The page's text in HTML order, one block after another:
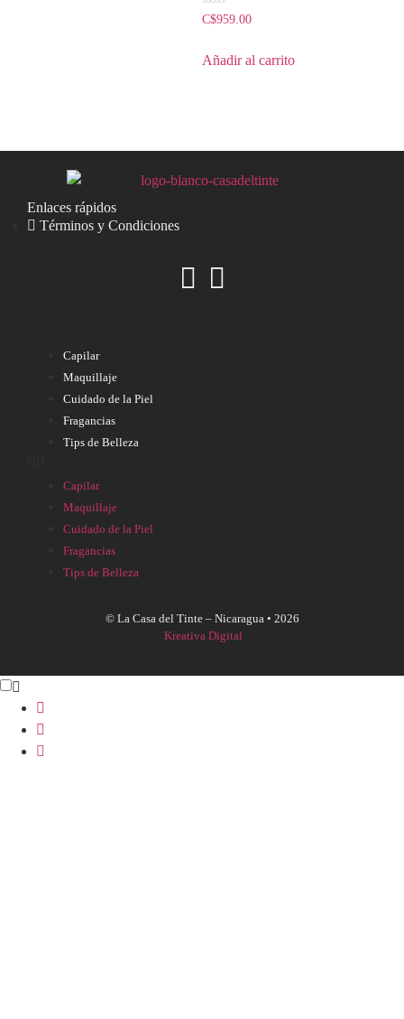
Valorado
con
de
5
C$959.00
Añadir al carrito
Enlaces rápidos
Términos y Condiciones
Capilar
Maquillaje
Cuidado de la Piel
Fragancias
Tips de Belleza
Capilar
Maquillaje
Cuidado de la Piel
Fragancias
Tips de Belleza
© La Casa del Tinte – Nicaragua • 2026
Kreativa Digital